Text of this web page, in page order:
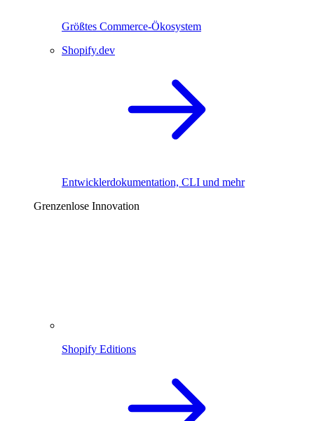
Größtes Commerce-Ökosystem
Shopify.dev
Entwicklerdokumentation, CLI und mehr
Grenzenlose Innovation
Shopify Editions